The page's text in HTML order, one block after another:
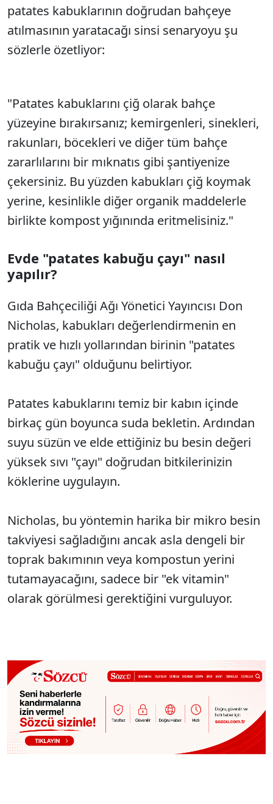
patates kabuklarının doğrudan bahçeye
atılmasının yaratacağı sinsi senaryoyu şu
sözlerle özetliyor:
"Patates kabuklarını çiğ olarak bahçe
yüzeyine bırakırsanız; kemirgenleri, sinekleri,
rakunları, böcekleri ve diğer tüm bahçe
zararlılarını bir mıknatıs gibi şantiyenize
çekersiniz. Bu yüzden kabukları çiğ koymak
yerine, kesinlikle diğer organik maddelerle
birlikte kompost yığınında eritmelisiniz."
Evde "patates kabuğu çayı" nasıl
yapılır?
Gıda Bahçeciliği Ağı Yönetici Yayıncısı Don
Nicholas, kabukları değerlendirmenin en
pratik ve hızlı yollarından birinin "patates
kabuğu çayı" olduğunu belirtiyor.
Patates kabuklarını temiz bir kabın içinde
birkaç gün boyunca suda bekletin. Ardından
suyu süzün ve elde ettiğiniz bu besin değeri
yüksek sıvı "çayı" doğrudan bitkilerinizin
köklerine uygulayın.
Nicholas, bu yöntemin harika bir mikro besin
takviyesi sağladığını ancak asla dengeli bir
toprak bakımının veya kompostun yerini
tutamayacağını, sadece bir "ek vitamin"
olarak görülmesi gerektiğini vurguluyor.